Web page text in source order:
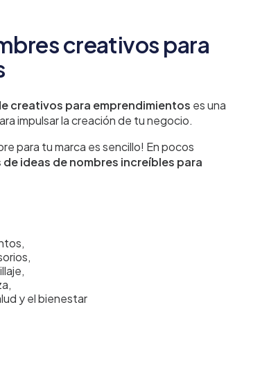
creativos para
creativos para emprendimientos es una
impulsar la creación de tu negocio.
para tu marca es sencillo! En pocos
ideas de nombres increíbles para
y el bienestar